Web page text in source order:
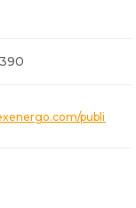
public/